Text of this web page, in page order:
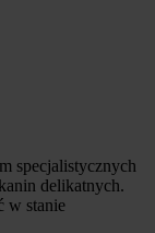
specjalistycznych
delikatnych.
w stanie